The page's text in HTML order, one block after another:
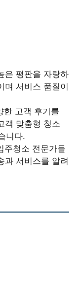
은 평판을 자랑하
며 서비스 품질이
한 고객 후기를
객 맞춤형 청소
니다.
주청소 전문가들
과 서비스를 알려